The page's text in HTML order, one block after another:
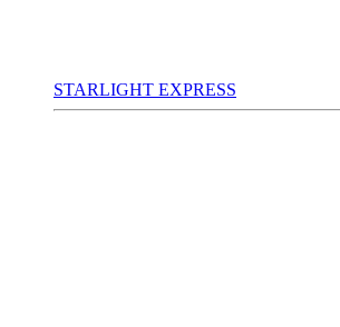
STARLIGHT EXPRESS